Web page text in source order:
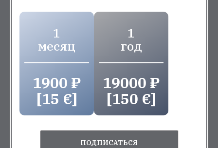
1
месяц
1900 ₽
[15 €]
1
год
19000 ₽
[150 €]
ПОДПИСАТЬСЯ